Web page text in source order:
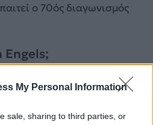
My Personal Information
sale, sharing to third parties, or
ο 70ός διαγωνισμός
Engels;
superstar της
ακολούθους και